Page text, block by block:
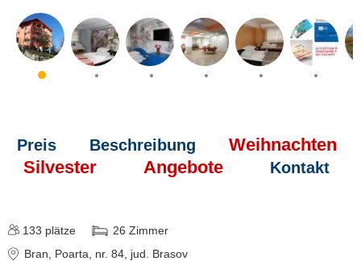
Preis Beschreibung
Weihnachten
Silvester
Angebote Kontakt
133 plätze 26 Zimmer
Bran, Poarta, nr. 84, jud. Brasov